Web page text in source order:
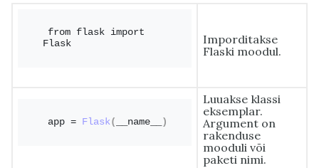
from flask import
Flask
Imporditakse
Flaski moodul.
app = Flask( __name__ )
Luuakse klassi
eksemplar.
Argument on
rakenduse
mooduli või
paketi nimi.